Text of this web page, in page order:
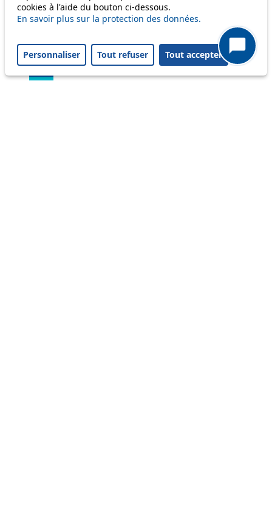
46
56
cookies à l'aide du bouton ci-dessous.
En savoir plus sur la protection des données.
Personnaliser Tout refuser Tout accepter